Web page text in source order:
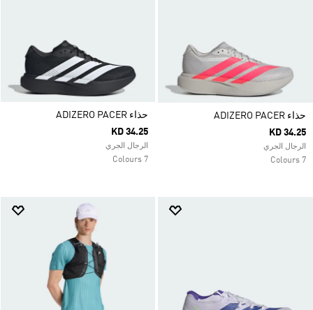
حذاء ADIZERO PACER
KD 34.25
الرجال الجري
7 Colours
حذاء ADIZERO PACER
KD 34.25
الرجال الجري
7 Colours